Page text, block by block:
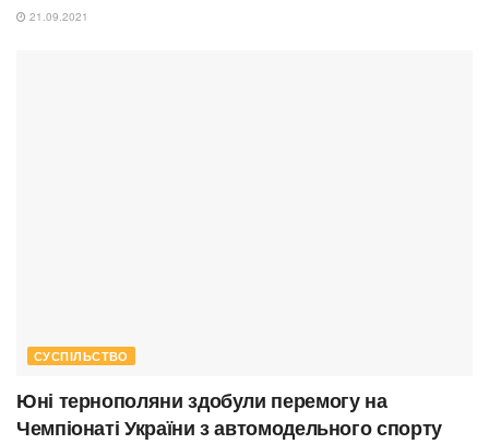
21.09.2021
СУСПІЛЬСТВО
Юні тернополяни здобули перемогу на
Чемпіонаті України з автомодельного спорту